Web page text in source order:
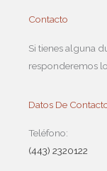
Contacto
Si tienes alguna
responderemos
Datos De
Teléfono:
(443) 2320122